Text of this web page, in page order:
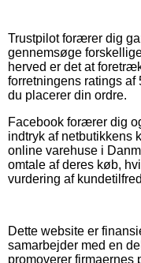
Trustpilot forærer dig
gennemsøge
herved er det at
forretningens ratings af
du placerer din ordre.
Facebook forærer dig
indtryk af netbutikkens
online varehuse i
omtale af deres køb,
vurdering af
Dette website er
samarbejder med en
promoverer firmaernes